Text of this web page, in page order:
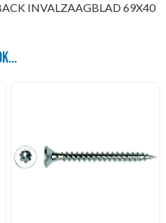
INVALZAAGBLAD 69X40